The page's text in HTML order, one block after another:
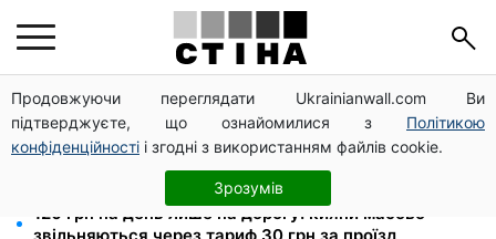
Продовжуючи переглядати Ukrainianwall.com Ви
підтверджуєте, що ознайомилися з Політикою
конфіденційності і згодні з використанням файлів cookie.
Зрозумів
100 000 грн за 18 місяців: Укрзалізниця скасувала
щомісячні виплати мобілізованим
18 камер фіксують швидкість на трасах і в містах:
штрафи 340 і 1700 грн, де стоять у серпні
120 грн на день лише на дорогу: кияни масово